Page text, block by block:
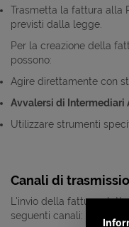
Trasmetta la fattura alla
previsti dalla legge.
Per la creazione della
possono:
Agire direttamente con
Avvalersi di Intermediari
Utilizzare strumenti
Canali di
L'invio della fattura
seguenti canali: